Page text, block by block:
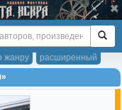
расширенный
жанру